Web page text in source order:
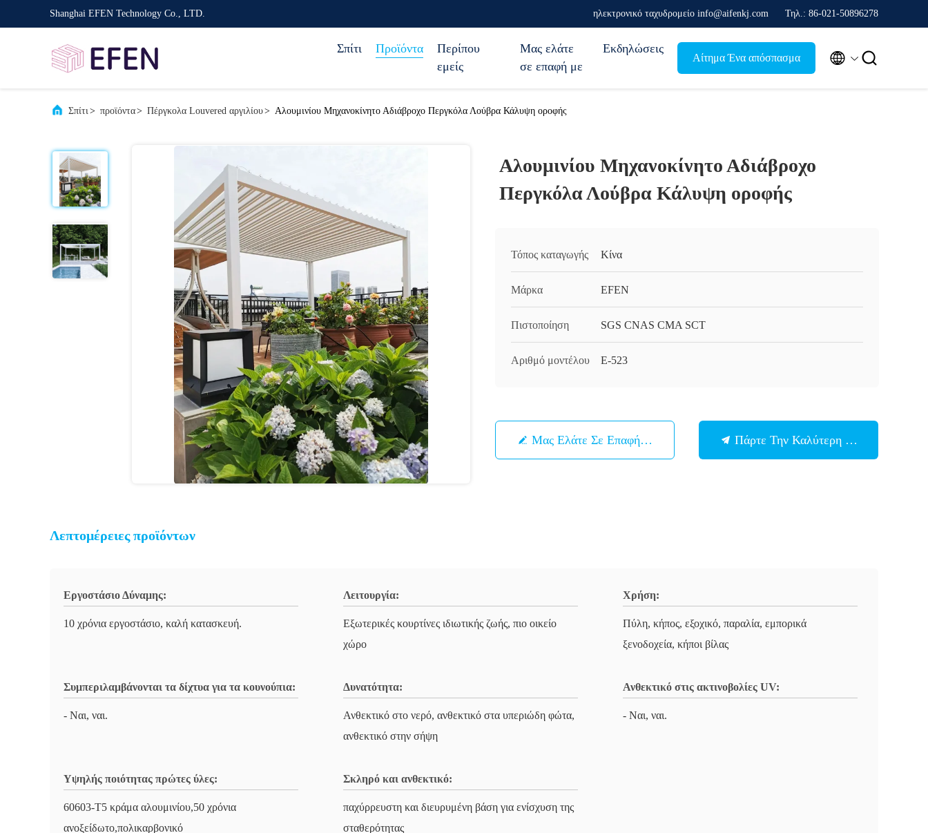
Shanghai EFEN Technology Co., LTD. ηλεκτρονικό ταχυδρομείο info@aifenkj.com Τηλ.: 86-021-50896278
Σπίτι Προϊόντα
Περίπου
εμείς
Μας ελάτε
σε επαφή με
Εκδηλώσεις
Αίτημα Ένα απόσπασμα  
Σπίτι> προϊόντα> Πέργκολα Louvered αργιλίου> Αλουμινίου Μηχανοκίνητο Αδιάβροχο Περγκόλα Λούβρα Κάλυψη οροφής
Αλουμινίου Μηχανοκίνητο Αδιάβροχο
Περγκόλα Λούβρα Κάλυψη οροφής
Τόπος καταγωγής Κίνα
Μάρκα EFEN
Πιστοποίηση SGS CNAS CMA SCT
Αριθμό μοντέλου Ε-523
Μας Ελάτε Σε Επαφή Με Πάρτε Την Καλύτερη Τιμή
Λεπτομέρειες προϊόντων
Εργοστάσιο Δύναμης:
10 χρόνια εργοστάσιο, καλή κατασκευή.
Λειτουργία:
Εξωτερικές κουρτίνες ιδιωτικής ζωής, πιο οικείο
χώρο
Χρήση:
Πύλη, κήπος, εξοχικό, παραλία, εμπορικά
ξενοδοχεία, κήποι βίλας
Συμπεριλαμβάνονται τα δίχτυα για τα κουνούπια:
- Ναι, ναι.
Δυνατότητα:
Ανθεκτικό στο νερό, ανθεκτικό στα υπεριώδη φώτα,
ανθεκτικό στην σήψη
Ανθεκτικό στις ακτινοβολίες UV:
- Ναι, ναι.
Υψηλής ποιότητας πρώτες ύλες:
60603-T5 κράμα αλουμινίου,50 χρόνια
ανοξείδωτο,πολικαρβονικό
Σκληρό και ανθεκτικό:
παχύρρευστη και διευρυμένη βάση για ενίσχυση της
σταθερότητας